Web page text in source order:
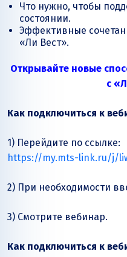
Что нужно, чтобы
состоянии.
Эффективные
«Ли Вест».
Открывайте новые
с
Как подключиться к
1) Перейдите по ссылке:
https://my.mts-link.ru/j/
2) При необходимости
3) Смотрите вебинар.
Как подключиться к